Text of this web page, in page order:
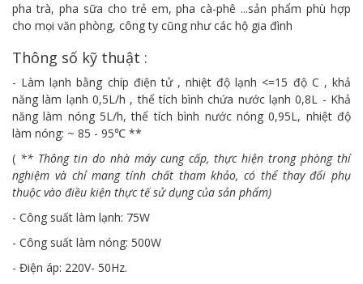
pha trà, pha sữa cho trẻ em, pha cà-phê ...sản phẩm phù hợp
cho mọi văn phòng, công ty cũng như các hộ gia đình
Thông số kỹ thuật :
- Làm lạnh bằng chíp điện tử , nhiệt độ lạnh <=15 độ C , khả
năng làm lạnh 0,5L/h , thể tích bình chứa nước lạnh 0,8L - Khả
năng làm nóng 5L/h, thể tích bình nước nóng 0,95L, nhiệt độ
làm nóng: ~ 85 - 95℃ **
( ** Thông tin do nhà máy cung cấp, thực hiện trong phòng thí
nghiệm và chỉ mang tính chất tham khảo, có thể thay đổi phụ
thuộc vào điều kiện thực tế sử dụng của sản phẩm)
- Công suất làm lạnh: 75W
- Công suất làm nóng: 500W
- Điện áp: 220V- 50Hz.